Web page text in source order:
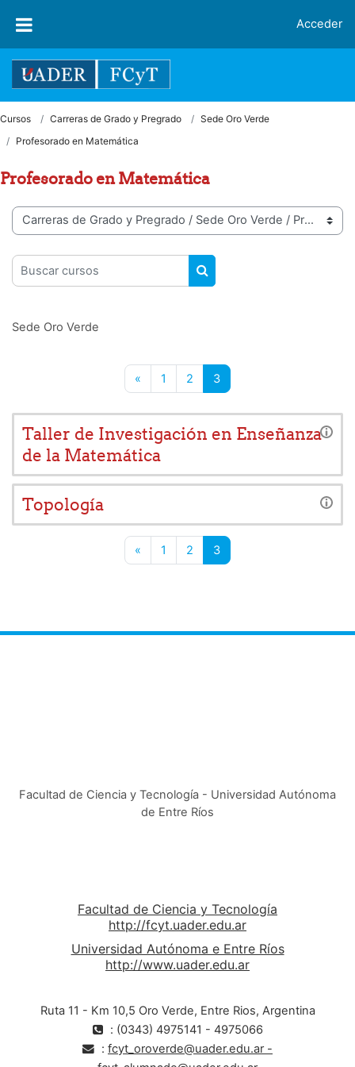
Acceder
Cursos Carreras de Grado y Pregrado
Sede Oro Verde
Profesorado en Matemática
Profesorado en Matemática
Categorías
Buscar cursos
BUSCAR CURSOS
Sede Oro Verde
« Página anterior
1 Página 1
2 Página 2
3Página 3
Taller de Investigación en Enseñanza
de la Matemática
Topología
« Página anterior
1 Página 1
2 Página 2
3Página 3
Facultad de Ciencia y Tecnología - Universidad Autónoma
de Entre Ríos
Facultad de Ciencia y Tecnología
http://fcyt.uader.edu.ar
Universidad Autónoma e Entre Ríos
http://www.uader.edu.ar
Ruta 11 - Km 10,5 Oro Verde, Entre Rios, Argentina
: (0343) 4975141 - 4975066
: fcyt_oroverde@uader.edu.ar -